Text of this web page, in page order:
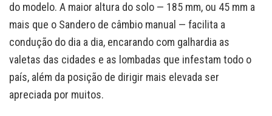
do modelo. A maior altura do solo — 185 mm, ou 45 mm a
mais que o Sandero de câmbio manual — facilita a
condução do dia a dia, encarando com galhardia as
valetas das cidades e as lombadas que infestam todo o
país, além da posição de dirigir mais elevada ser
apreciada por muitos.